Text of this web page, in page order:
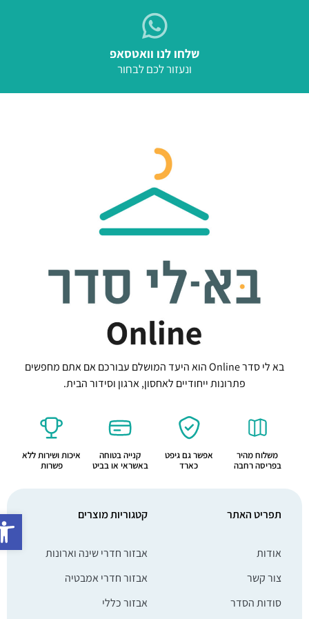
פתח
שלחו לנו וואטסאפ
ונעזור לכם לבחור
בא לי סדר Online הוא היעד המושלם עבורכם אם אתם מחפשים
פתרונות ייחודיים לאחסון, ארגון וסידור הבית.
משלוח מהיר
בפריסה רחבה
אפשר גם גיפט
כארד
קנייה בטוחה
באשראי או בביט
איכות ושירות ללא
פשרות
תפריט האתר
אודות
צור קשר
סודות הסדר
קטגוריות מוצרים
אבזור חדרי שינה וארונות
אבזור חדרי אמבטיה
אבזור כללי